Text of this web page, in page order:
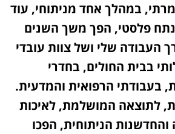
במהלך אחד מניתוחי, עוד
פלסטי, הפך משך השנים
העבודה שלי ושל צוות עובדי
בבית החולים, בחדרי
בעבודתי הרפואית והמדעית.
לתוצאה המושלמת, לאיכות
והחדשנות הניתוחית, הפכו